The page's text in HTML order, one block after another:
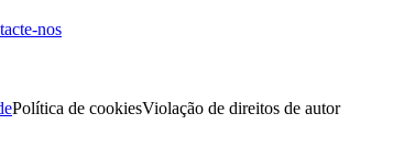
nos
Política de cookiesViolação de direitos de autor